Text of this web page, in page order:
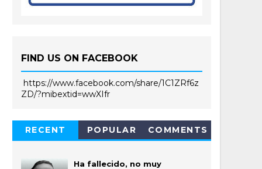
FIND US ON FACEBOOK
https://www.facebook.com/share/1C1ZRf6z
ZD/?mibextid=wwXIfr
RECENT POPULAR COMMENTS
Ha fallecido, no muy